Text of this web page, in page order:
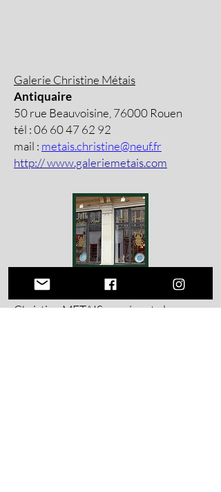
Galerie Christine Métais
Antiquaire
50 rue Beauvoisine, 76000 Rouen
tél :06 60 47 62 92
mail : metais.christine@neuf.fr
http:// www.galeriemetais.com
Christine METAIS représente la